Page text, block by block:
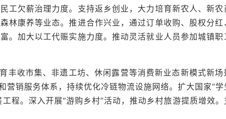
工欠薪治理力度。支持返乡创业，大力培育新农人、新农
林康养等业态。推进合作兴业，通过订单收购、股权分红
。加大以工代赈实施力度。推动灵活就业人员参加城镇职
丰收市集、非遗工坊、休闲露营等消费新业态新模式新场
销服务体系，持续优化冷链物流设施网络。扩大国家“
程。深入开展“游购乡村”活动，推动乡村旅游提质增效